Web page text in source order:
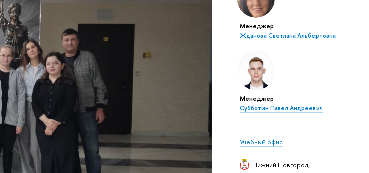
Менеджер
Жданова Светлана Альбертовна
Менеджер
Субботин Павел Андреевич
Учебный офис
Нижний Новгород,